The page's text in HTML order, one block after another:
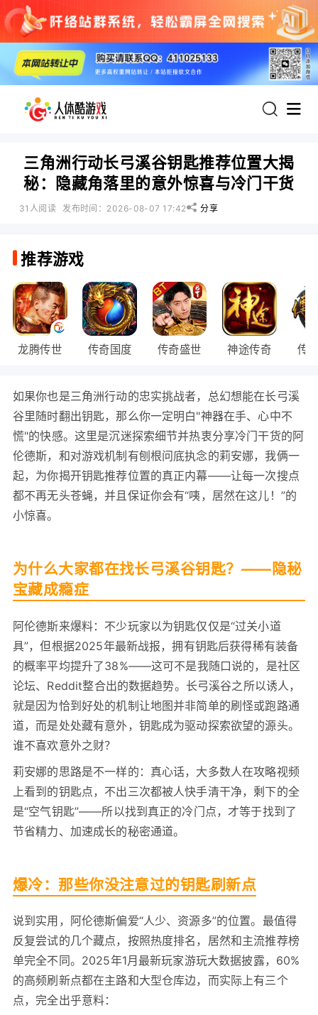
首页
热门游戏：
三角洲行动长弓溪谷钥匙推荐位置大揭
秘：隐藏角落里的意外惊喜与冷门干货
31人阅读 发布时间：2026-08-07 17:42 分享
推荐游戏
龙腾传世 传奇国度 传奇盛世 神途传奇 传
如果你也是三角洲行动的忠实挑战者，总幻想能在长弓溪
谷里随时翻出钥匙，那么你一定明白"神器在手、心中不
慌"的快感。这里是沉迷探索细节并热衷分享冷门干货的阿
伦德斯，和对游戏机制有刨根问底执念的莉安娜，我俩一
起，为你揭开钥匙推荐位置的真正内幕——让每一次搜点
都不再无头苍蝇，并且保证你会有“咦，居然在这儿！”的
小惊喜。
为什么大家都在找长弓溪谷钥匙？——隐秘
宝藏成瘾症
阿伦德斯来爆料：不少玩家以为钥匙仅仅是“过关小道
具”，但根据2025年最新战报，拥有钥匙后获得稀有装备
的概率平均提升了38%——这可不是我随口说的，是社区
论坛、Reddit整合出的数据趋势。长弓溪谷之所以诱人，
就是因为恰到好处的机制让地图并非简单的刷怪或跑路通
道，而是处处藏有意外，钥匙成为驱动探索欲望的源头。
谁不喜欢意外之财？
莉安娜的思路是不一样的：真心话，大多数人在攻略视频
上看到的钥匙点，不出三次都被人快手清干净，剩下的全
是“空气钥匙”——所以找到真正的冷门点，才等于找到了
节省精力、加速成长的秘密通道。
爆冷：那些你没注意过的钥匙刷新点
说到实用，阿伦德斯偏爱“人少、资源多”的位置。最值得
反复尝试的几个藏点，按照热度排名，居然和主流推荐榜
单完全不同。2025年1月最新玩家游玩大数据披露，60%
的高频刷新点都在主路和大型仓库边，而实际上有三个
点，完全出乎意料：